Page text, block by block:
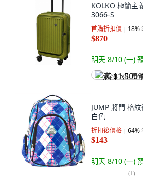
KOLKO 極簡主
3066-S
首購折扣價 18%
$870
明天 8/10 (一)
满 $1,500 再
JUMP 將門 格
白色
折扣後價格 64%
$143
明天 8/10 (一)
(1)